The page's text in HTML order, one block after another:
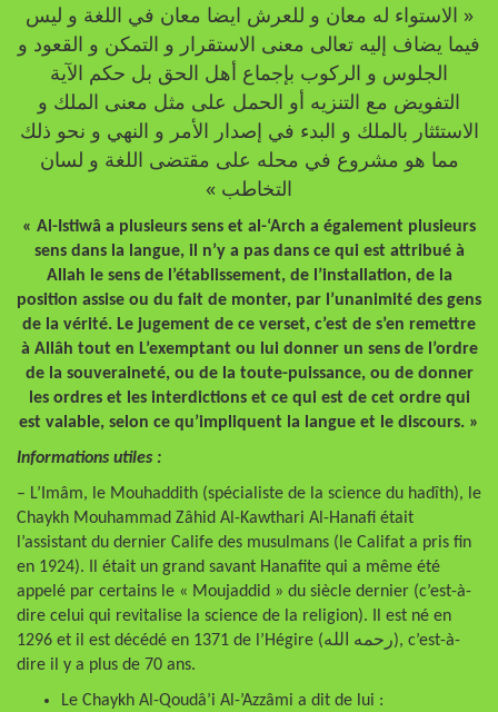
« الاستواء له معان و للعرش ايضا معان في اللغة و ليس
فيما يضاف إليه تعالى معنى الاستقرار و التمكن و القعود و
الجلوس و الركوب بإجماع أهل الحق بل حكم الآية
التفويض مع التنزيه أو الحمل على مثل معنى الملك و
الاستئثار بالملك و البدء في إصدار الأمر و النهي و نحو ذلك
مما هو مشروع في محله على مقتضى اللغة و لسان
التخاطب »
« Al-Istiwâ a plusieurs sens et al-‘Arch a également plusieurs
sens dans la langue, il n’y a pas dans ce qui est attribué à
Allah le sens de l’établissement, de l’installation, de la
position assise ou du fait de monter, par l’unanimité des gens
de la vérité. Le jugement de ce verset, c’est de s’en remettre
à Allâh tout en L’exemptant ou lui donner un sens de l’ordre
de la souveraineté, ou de la toute-puissance, ou de donner
les ordres et les interdictions et ce qui est de cet ordre qui
est valable, selon ce qu’impliquent la langue et le discours. »
Informations utiles :
– L’Imâm, le Mouhaddith (spécialiste de la science du hadîth), le
Chaykh Mouhammad Zâhid Al-Kawthari Al-Hanafi était
l’assistant du dernier Calife des musulmans (le Califat a pris fin
en 1924). Il était un grand savant Hanafite qui a même été
appelé par certains le « Moujaddid » du siècle dernier (c’est-à-
dire celui qui revitalise la science de la religion). Il est né en
1296 et il est décédé en 1371 de l’Hégire (رحمه الله), c’est-à-
dire il y a plus de 70 ans.
Le Chaykh Al-Qoudâ’i Al-’Azzâmi a dit de lui :